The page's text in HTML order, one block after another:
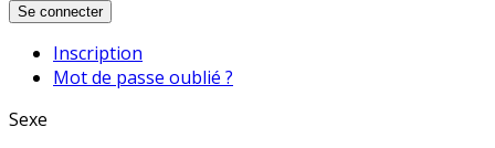
Se connecter
Inscription
Mot de passe oublié ?
Sexe